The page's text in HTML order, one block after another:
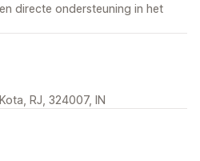
directe ondersteuning in het
RJ, 324007, IN